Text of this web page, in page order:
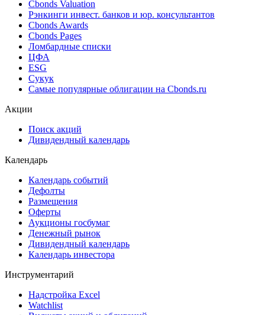
Cbonds Valuation
Рэнкинги инвест. банков и юр. консультантов
Cbonds Awards
Cbonds Pages
Ломбардные списки
ЦФА
ESG
Сукук
Самые популярные облигации на Cbonds.ru
Акции
Поиск акций
Дивидендный календарь
Календарь
Календарь событий
Дефолты
Размещения
Оферты
Аукционы госбумаг
Денежный рынок
Дивидендный календарь
Календарь инвестора
Инструментарий
Надстройка Excel
Watchlist